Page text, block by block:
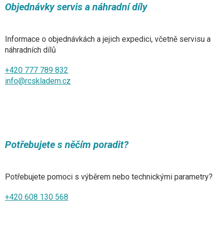
Objednávky servis a náhradní díly
Informace o objednávkách a jejich expedici, včetně servisu a
náhradních dílů
+420 777 789 832
info@rcskladem.cz
Potřebujete s něčím poradit?
Potřebujete pomoci s výběrem nebo technickými parametry?
+420 608 130 568